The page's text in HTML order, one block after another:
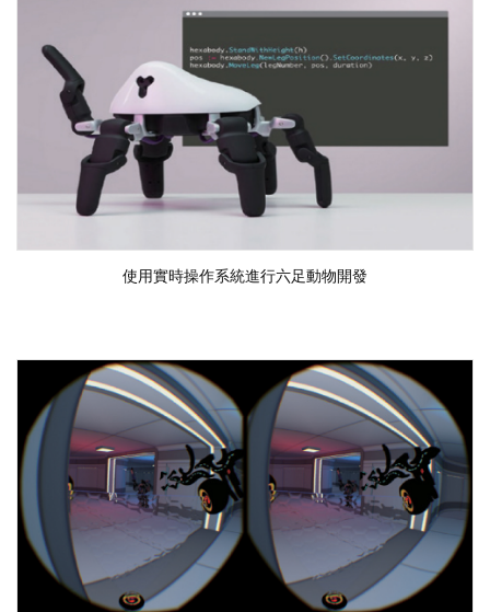
使用實時操作系統進行六足動物開發